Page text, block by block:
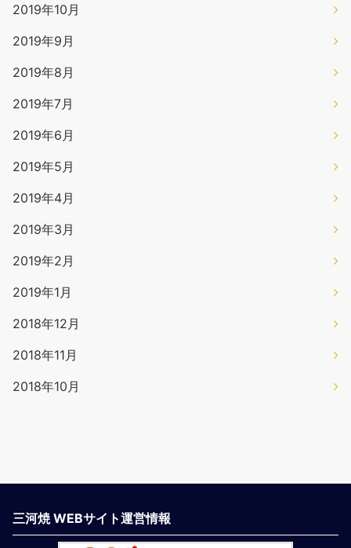
2019年10月
2019年9月
2019年8月
2019年7月
2019年6月
2019年5月
2019年4月
2019年3月
2019年2月
2019年1月
2018年12月
2018年11月
2018年10月
三河焼 WEBサイト運営情報